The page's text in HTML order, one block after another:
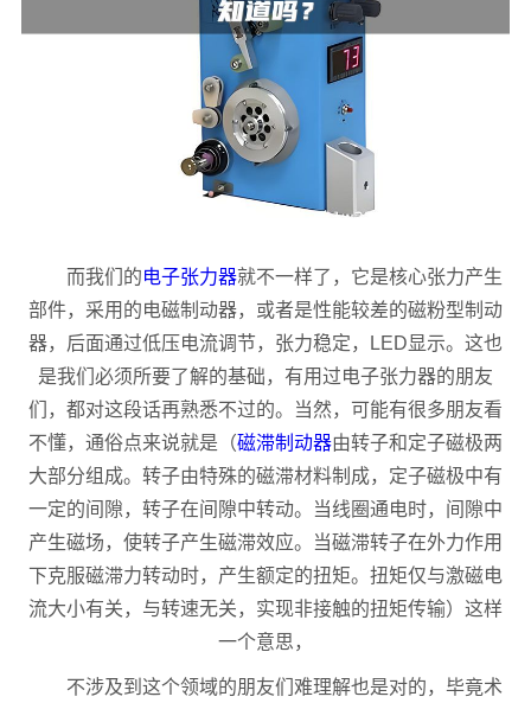
而我们的电子张力器就不一样了，它是核心张力产生
部件，采用的电磁制动器，或者是性能较差的磁粉型制动
器，后面通过低压电流调节，张力稳定，LED显示。这也
是我们必须所要了解的基础，有用过电子张力器的朋友
们，都对这段话再熟悉不过的。当然，可能有很多朋友看
不懂，通俗点来说就是（磁滞制动器由转子和定子磁极两
大部分组成。转子由特殊的磁滞材料制成，定子磁极中有
一定的间隙，转子在间隙中转动。当线圈通电时，间隙中
产生磁场，使转子产生磁滞效应。当磁滞转子在外力作用
下克服磁滞力转动时，产生额定的扭矩。扭矩仅与激磁电
流大小有关，与转速无关，实现非接触的扭矩传输）这样
一个意思，
不涉及到这个领域的朋友们难理解也是对的，毕竟术